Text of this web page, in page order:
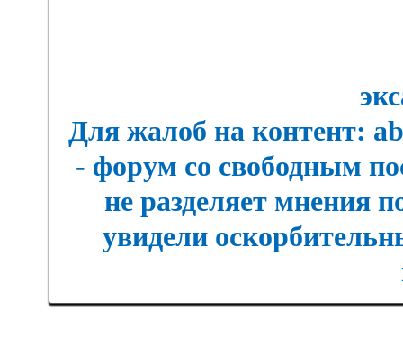
Для жалоб на контент:
- форум со свободным
не разделяет мнения
увидели